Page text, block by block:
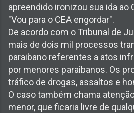
apreendido ironizou sua ida ao
"Vou para o CEA engordar".
De acordo com o Tribunal de
mais de dois mil processos
paraibano referentes a atos
por menores paraibanos. Os
tráfico de drogas, assaltos e
O caso também chama
menor, que ficaria livre de